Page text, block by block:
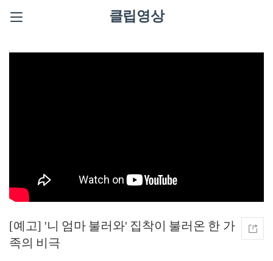
클립영상
[예고] '니 엄마 불러와' 집착이 불러온 한 가
족의 비극